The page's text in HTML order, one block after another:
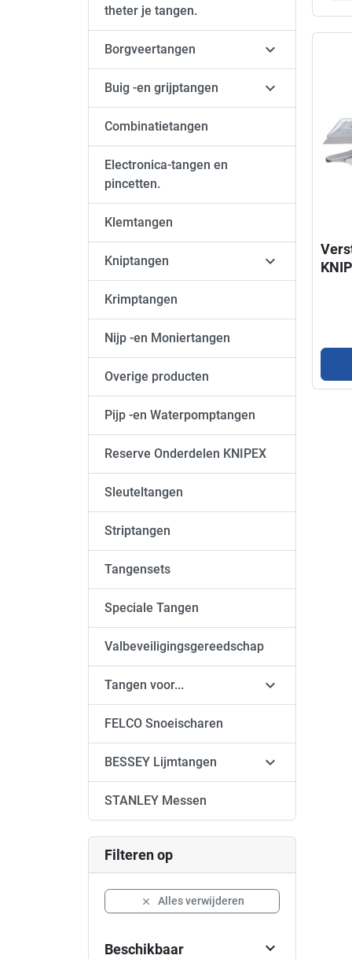
theter je tangen.
Borgveertangen 
Buig -en grijptangen 
Combinatietangen
Electronica-tangen en
pincetten.
Klemtangen
Kniptangen 
Krimptangen
Nijp -en Moniertangen
Overige producten
Pijp -en Waterpomptangen
Reserve Onderdelen KNIPEX
Sleuteltangen
Striptangen
Tangensets
Speciale Tangen
Valbeveiligingsgereedschap
Tangen voor... 
FELCO Snoeischaren
BESSEY Lijmtangen 
STANLEY Messen
Filteren op
 Alles verwijderen
Beschikbaar 